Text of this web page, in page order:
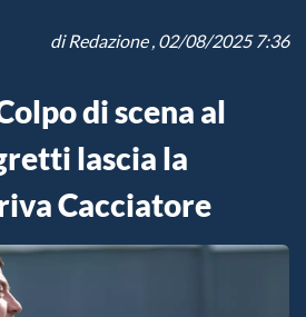
diRedazione, 02/08/2025 7:36
di scena al
lascia la
Cacciatore